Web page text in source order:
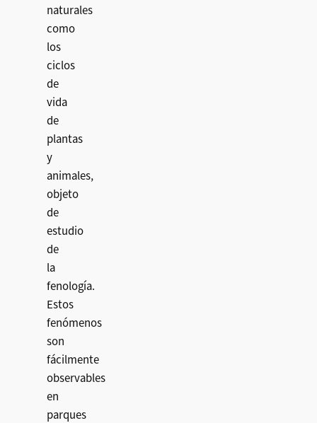
naturales
como
los
ciclos
de
vida
de
plantas
y
animales,
objeto
de
estudio
de
la
fenología.
Estos
fenómenos
son
fácilmente
observables
en
parques